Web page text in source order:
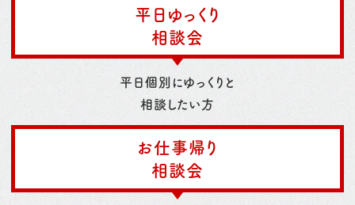
平日ゆっくり
相談会
平日個別にゆっくりと
相談したい方
お仕事帰り
相談会